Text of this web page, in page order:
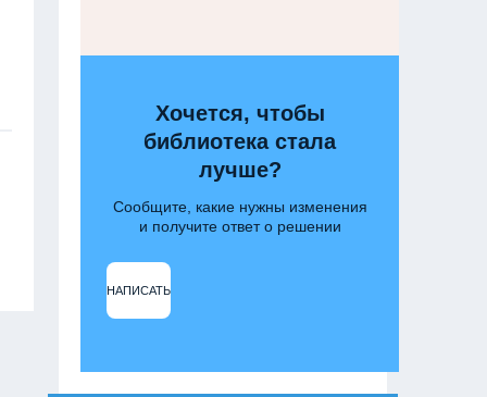
Хочется, чтобы
библиотека стала
лучше?
Сообщите, какие нужны изменения
и получите ответ о решении
НАПИСАТЬ